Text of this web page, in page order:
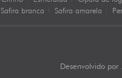
Safira branca Safira amarela
Desenvolvido por